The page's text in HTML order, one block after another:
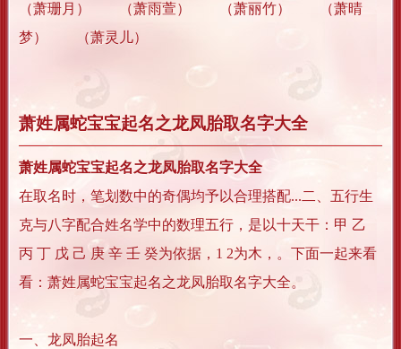
（萧珊月） （萧雨萱） （萧丽竹） （萧晴
梦） （萧灵儿）
萧姓属蛇宝宝起名之龙凤胎取名字大全
萧姓属蛇宝宝起名之龙凤胎取名字大全
在取名时，笔划数中的奇偶均予以合理搭配...二、五行生
克与八字配合姓名学中的数理五行，是以十天干：甲 乙
丙 丁 戊 己 庚 辛 壬 癸为依据，1 2为木，。下面一起来看
看：萧姓属蛇宝宝起名之龙凤胎取名字大全。
一、龙凤胎起名